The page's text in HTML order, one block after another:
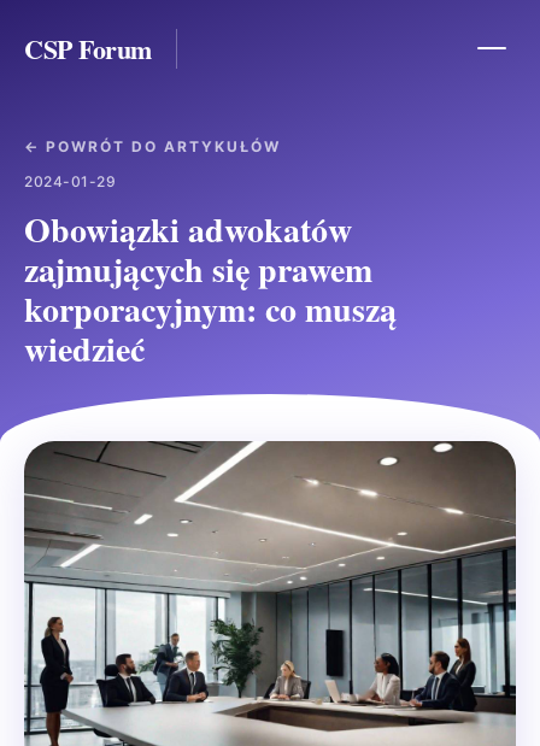
CSP Forum
← POWRÓT DO ARTYKUŁÓW
2024-01-29
Obowiązki adwokatów
zajmujących się prawem
korporacyjnym: co muszą
wiedzieć